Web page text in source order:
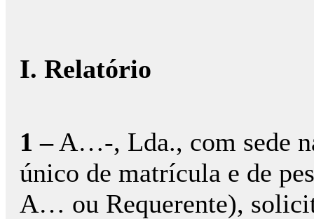
I. Relatório
1 –A…-, Lda., com sede
único de matrícula e de
A… ou Requerente),